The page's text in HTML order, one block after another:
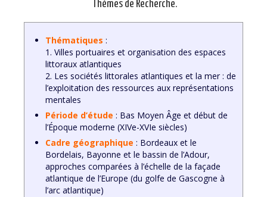
Thèmes de Recherche.
Thématiques :
1. Villes portuaires et organisation des espaces
littoraux atlantiques
2. Les sociétés littorales atlantiques et la mer : de
l’exploitation des ressources aux représentations
mentales
Période d’étude : Bas Moyen Âge et début de
l’Époque moderne (XIVe-XVIe siècles)
Cadre géographique : Bordeaux et le
Bordelais, Bayonne et le bassin de l’Adour,
approches comparées à l’échelle de la façade
atlantique de l’Europe (du golfe de Gascogne à
l’arc atlantique)